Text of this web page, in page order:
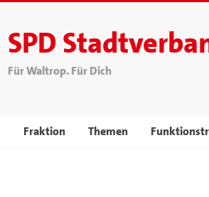
SPD
Für Waltrop. Für Dich
Fraktion Themen